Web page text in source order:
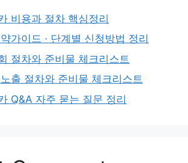
비용과 절차 핵심정리
가이드 · 단계별 신청방법 정리
절차와 준비물 체크리스트
출 절차와 준비물 체크리스트
Q&A 자주 묻는 질문 정리